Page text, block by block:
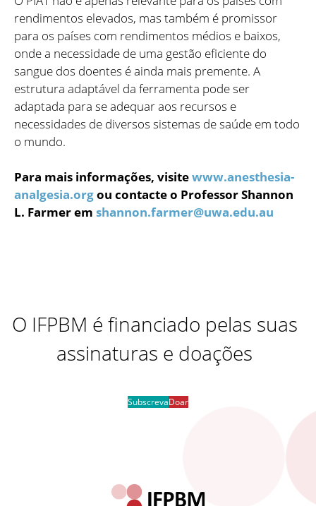
rendimentos elevados, mas também é promissor
para os países com rendimentos médios e baixos,
onde a necessidade de uma gestão eficiente do
sangue dos doentes é ainda mais premente. A
estrutura adaptável da ferramenta pode ser
adaptada para se adequar aos recursos e
necessidades de diversos sistemas de saúde em todo
o mundo.
Para mais informações, visitewww.anesthesia-
analgesia.orgou contacte o Professor Shannon
L. Farmer em shannon.farmer@uwa.edu.au
O IFPBM é financiado pelas suas
assinaturas e doações
SubscrevaDoar